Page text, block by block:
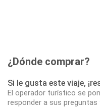
¿Dónde comprar?
Si le gusta este viaje,
El operador turístico se
responder a sus